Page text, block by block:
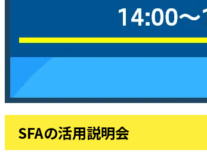
SFAの活用説明会